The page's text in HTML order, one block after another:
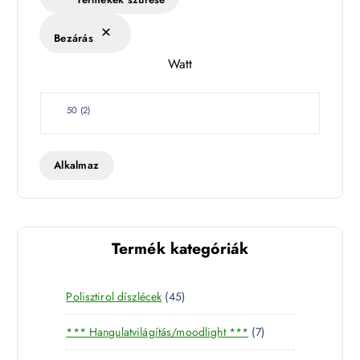
k
Bezárás
Watt
W
t
50 (2)
Alkalmaz
Termék kategóriák
Polisztirol díszlécek 454
5
t
e
*** Hangulatvilágítás/moodlight *** 77
t